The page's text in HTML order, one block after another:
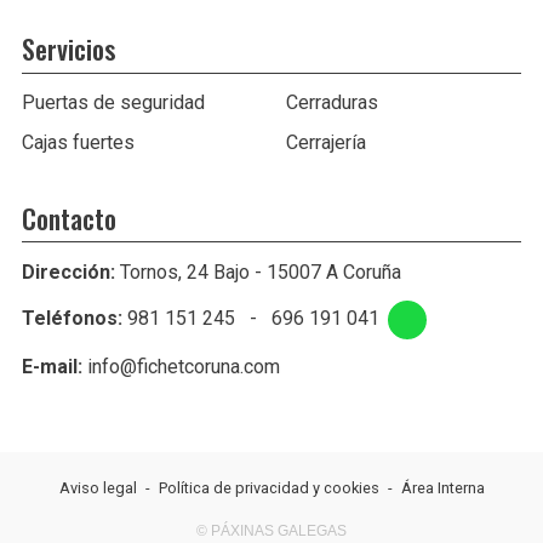
Servicios
Puertas de seguridad
Cerraduras
Cajas fuertes
Cerrajería
Contacto
Dirección: Tornos, 24 Bajo - 15007 A Coruña
Teléfonos: 981 151 245 - 696 191 041
E-mail: info@fichetcoruna.com
Aviso legal - Política de privacidad y cookies - Área Interna
© PÁXINAS GALEGAS